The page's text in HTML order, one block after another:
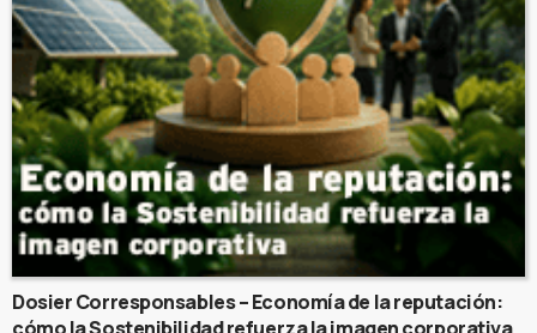
Dosier Corresponsables – Economía de la reputación: